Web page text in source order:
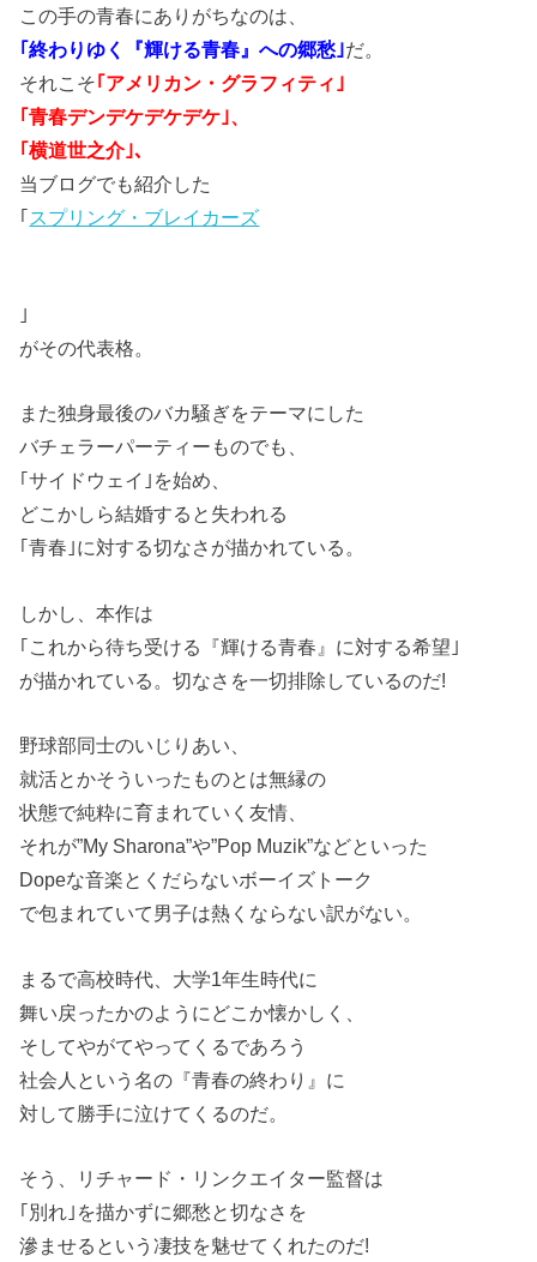
この手の青春にありがちなのは、
｢終わりゆく『輝ける青春』への郷愁｣だ。
それこそ｢アメリカン・グラフィティ｣
｢青春デンデケデケデケ｣、
｢横道世之介｣、
当ブログでも紹介した
｢ スプリング・ブレイカーズ
｣
がその代表格。
また独身最後のバカ騒ぎをテーマにした
バチェラーパーティーものでも、
｢サイドウェイ｣を始め、
どこかしら結婚すると失われる
｢青春｣に対する切なさが描かれている。
しかし、本作は
｢これから待ち受ける『輝ける青春』に対する希望｣
が描かれている。切なさを一切排除しているのだ!
野球部同士のいじりあい、
就活とかそういったものとは無縁の
状態で純粋に育まれていく友情、
それが”My Sharona”や”Pop Muzik”などといった
Dopeな音楽とくだらないボーイズトーク
で包まれていて男子は熱くならない訳がない。
まるで高校時代、大学1年生時代に
舞い戻ったかのようにどこか懐かしく、
そしてやがてやってくるであろう
社会人という名の『青春の終わり』に
対して勝手に泣けてくるのだ。
そう、リチャード・リンクエイター監督は
｢別れ｣を描かずに郷愁と切なさを
滲ませるという凄技を魅せてくれたのだ!